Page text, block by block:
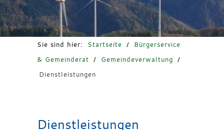
Freizeit & Tourismus
Sie sind hier: Startseite /
Bürgerservice
& Gemeinderat
/ Gemeindeverwaltung
/
Dienstleistungen
Dienstleistungen